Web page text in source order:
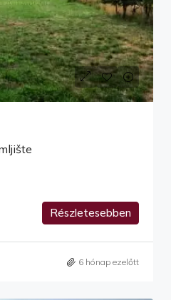
Részletesebben
6 hónap ezelőtt